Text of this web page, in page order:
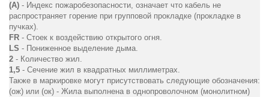
(А) - Индекс пожаробезопасности, означает что кабель не
распространяет горение при групповой прокладке (прокладке в
пучках).
FR - Стоек к воздействию открытого огня.
LS - Пониженное выделение дыма.
2 - Количество жил.
1,5 - Сечение жил в квадратных миллиметрах.
Также в маркировке могут присутствовать следующие обозначения:
(ож) или (ок) - Жила выполнена в однопроволочном (монолитном)